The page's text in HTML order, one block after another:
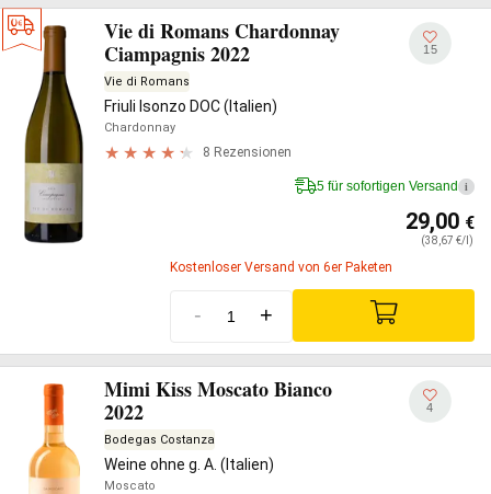
Vie di Romans Chardonnay
Ciampagnis 2022
Vie di Romans
Friuli Isonzo DOC (Italien)
Chardonnay
8 Rezensionen
15
5 für sofortigen Versand i
29,00 €
(38,67 €/l)
Kostenloser Versand von 6er Paketen
- +
Mimi Kiss Moscato Bianco
2022
Bodegas Costanza
Weine ohne g. A. (Italien)
Moscato
4